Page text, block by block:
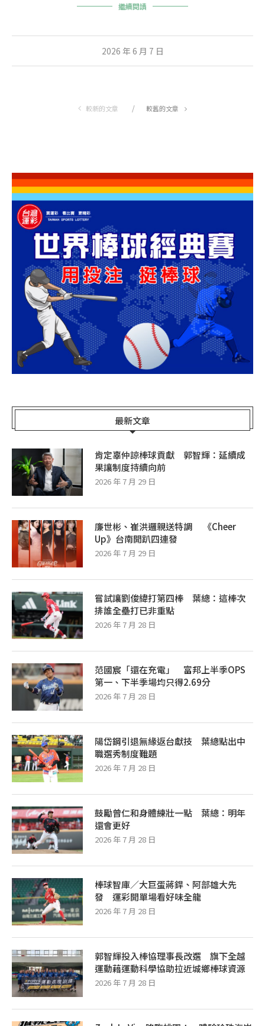
繼續閱讀
2026 年 6 月 7 日
較新的文章 較舊的文章
最新文章
肯定辜仲諒棒球貢獻 郭智輝：延續成
果讓制度持續向前
2026 年 7 月 29 日
廉世彬、崔洪邏親送特調 《Cheer
Up》台南開趴四連發
2026 年 7 月 29 日
嘗試讓劉俊緯打第四棒 葉總：這棒次
排誰全壘打已非重點
2026 年 7 月 28 日
范國宸「還在充電」 富邦上半季OPS
第一、下半季場均只得2.69分
2026 年 7 月 28 日
陽岱鋼引退無緣返台獻技 葉總點出中
職選秀制度難題
2026 年 7 月 28 日
鼓勵曾仁和身體練壯一點 葉總：明年
還會更好
2026 年 7 月 28 日
棒球智庫／大巨蛋蔣銲、阿部雄大先
發 運彩開單場看好味全龍
2026 年 7 月 28 日
郭智輝投入棒協理事長改選 旗下全越
運動藉運動科學協助拉近城鄉棒球資源
2026 年 7 月 28 日